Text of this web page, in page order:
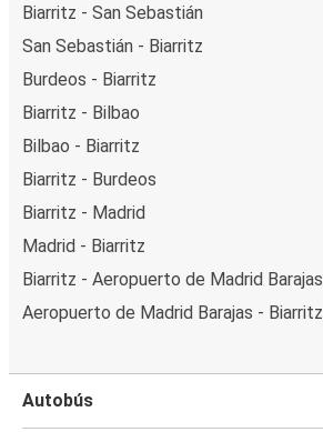
Biarritz - San Sebastián
San Sebastián - Biarritz
Burdeos - Biarritz
Biarritz - Bilbao
Bilbao - Biarritz
Biarritz - Burdeos
Biarritz - Madrid
Madrid - Biarritz
Biarritz - Aeropuerto de Madrid Barajas
Aeropuerto de Madrid Barajas - Biarritz
Autobús